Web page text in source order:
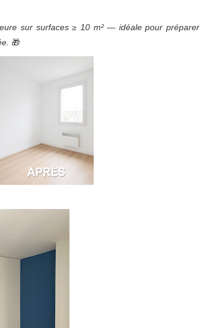
sur surfaces ≥ 10 m² — idéale pour préparer
🎁